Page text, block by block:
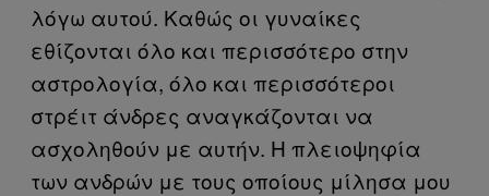
λόγω αυτού. Καθώς οι γυναίκες
εθίζονται όλο και περισσότερο στην
αστρολογία, όλο και περισσότεροι
στρέιτ άνδρες αναγκάζονται να
ασχοληθούν με αυτήν. Η πλειοψηφία
των ανδρών με τους οποίους μίλησα μου